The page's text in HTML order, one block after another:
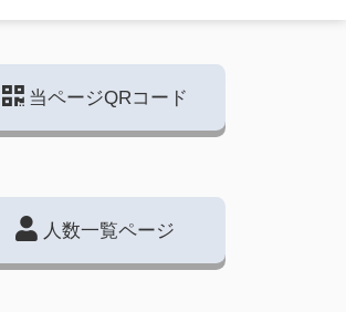
当ページQRコード
人数一覧ページ